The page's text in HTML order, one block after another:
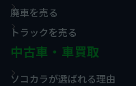
廃車を売る
トラックを売る
中古車・車買取
ソコカラが選ばれる理由